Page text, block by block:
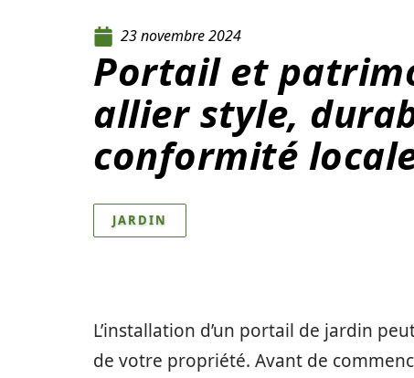
23 novembre 2024
Portail et
allier style,
conformité
JARDIN
L’installation d’un portail de jardin
de votre propriété. Avant de